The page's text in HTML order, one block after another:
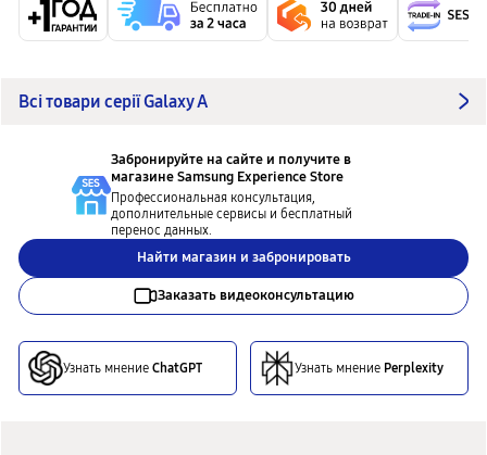
Всі товари серії Galaxy A
Забронируйте на сайте и получите в
магазинеSamsung Experience Store
Профессиональная консультация,
дополнительные сервисы и бесплатный
перенос данных.
Найти магазин и забронировать
Заказать видеоконсультацию
Узнать мнение ChatGPT Узнать мнение Perplexity